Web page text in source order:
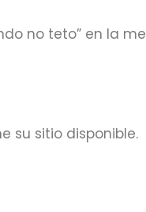
no teto” en la
su sitio disponible.